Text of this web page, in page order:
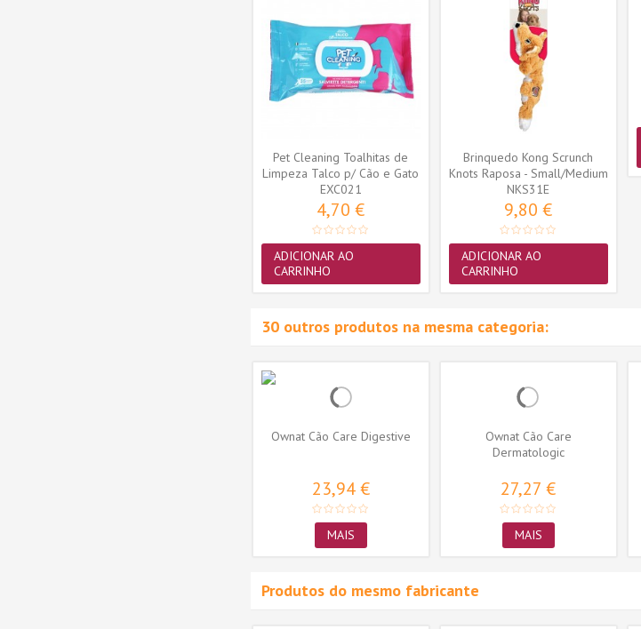
Pet Cleaning Toalhitas de
Limpeza Talco p/ Cão e Gato
35...
EXC021
4,70 €
ADICIONAR AO
CARRINHO
Brinquedo Kong Scrunch
Knots Raposa - Small/Medium
(NKS31E)
NKS31E
9,80 €
ADICIONAR AO
CARRINHO
30 outros produtos na mesma categoria:
Ownat Cão Care Digestive
23,94 €
MAIS
Ownat Cão Care
Dermatologic
27,27 €
MAIS
Produtos do mesmo fabricante